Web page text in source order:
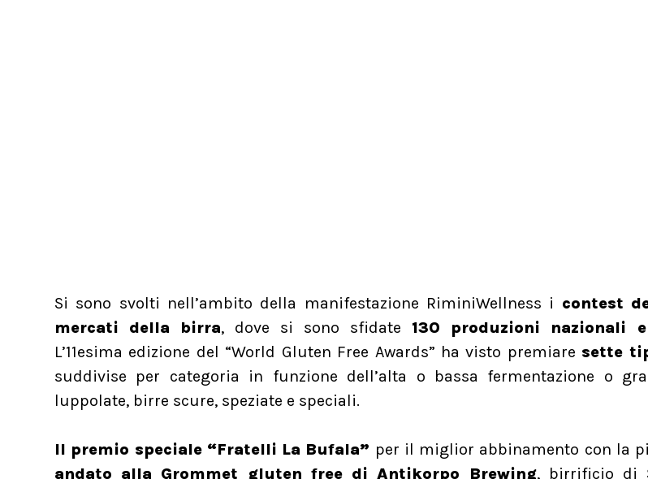
Si sono svolti nell’ambito della manifestazione RiminiWellness i contest
mercati della birra, dove si sono sfidate 130 produzioni nazionali
L’11esima edizione del “World Gluten Free Awards” ha visto premiare sette
suddivise per categoria in funzione dell’alta o bassa fermentazione o
luppolate, birre scure, speziate e speciali.
Il premio speciale “Fratelli La Bufala” per il miglior abbinamento con la
andato alla Grommet gluten free di Antikorpo Brewing, birrificio di